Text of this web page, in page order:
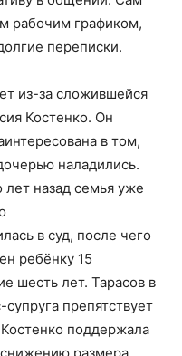
рабочим графиком,
переписки.
из-за сложившейся
Костенко. Он
в том,
наладились.
лет назад семья уже
в суд, после чего
ребёнку 15
шесть лет. Тарасов в
препятствует
поддержала